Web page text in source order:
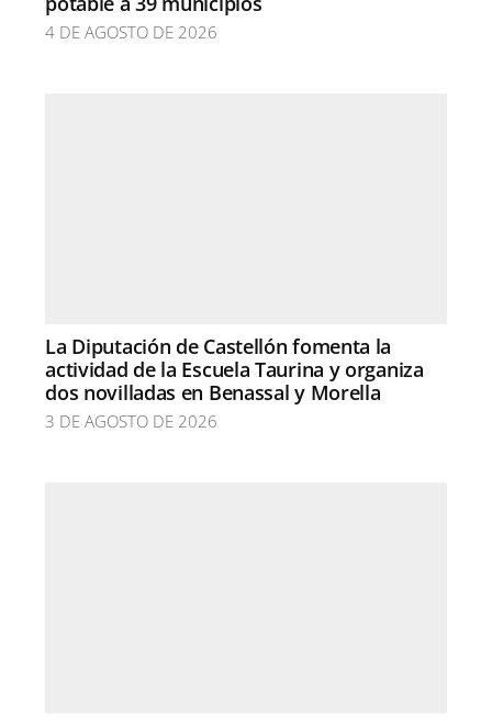
4 DE AGOSTO DE 2026
La Diputación de Castellón fomenta la
actividad de la Escuela Taurina y organiza
dos novilladas en Benassal y Morella
3 DE AGOSTO DE 2026